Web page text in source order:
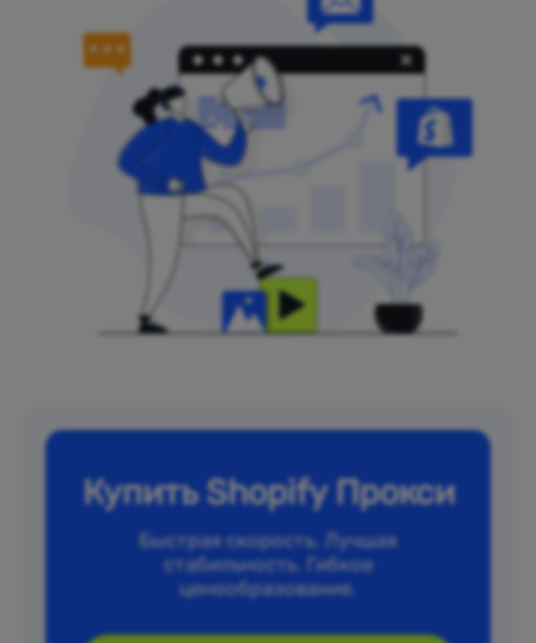
Купить Shopify Прокси
Быстрая скорость. Лучшая
стабильность. Гибкое
ценообразование.